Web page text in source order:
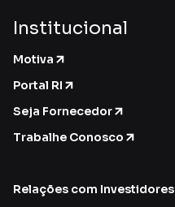
Institucional
Motiva
Portal RI
Seja Fornecedor
Trabalhe Conosco
Relações com Investidores